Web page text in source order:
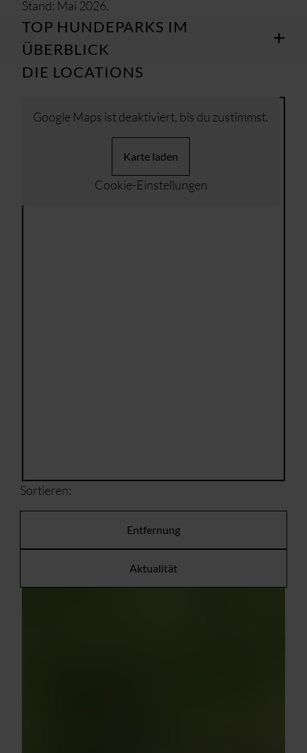
Stand: Mai 2026.
TOP HUNDEPARKS IM
ÜBERBLICK
DIE LOCATIONS
Google Maps ist deaktiviert, bis du zustimmst.
Karte laden
Cookie-Einstellungen
Sortieren:
Entfernung
Aktualität